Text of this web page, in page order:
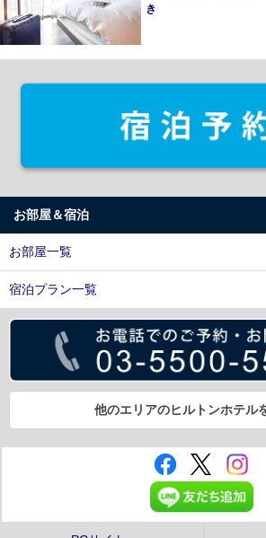
き
お部屋＆宿泊
お部屋一覧
宿泊プラン一覧
他のエリアのヒルトンホテル